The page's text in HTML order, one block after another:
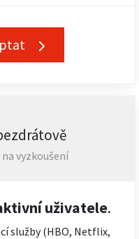
na vyzkoušení
uživatele.
služby (HBO, Netflix,